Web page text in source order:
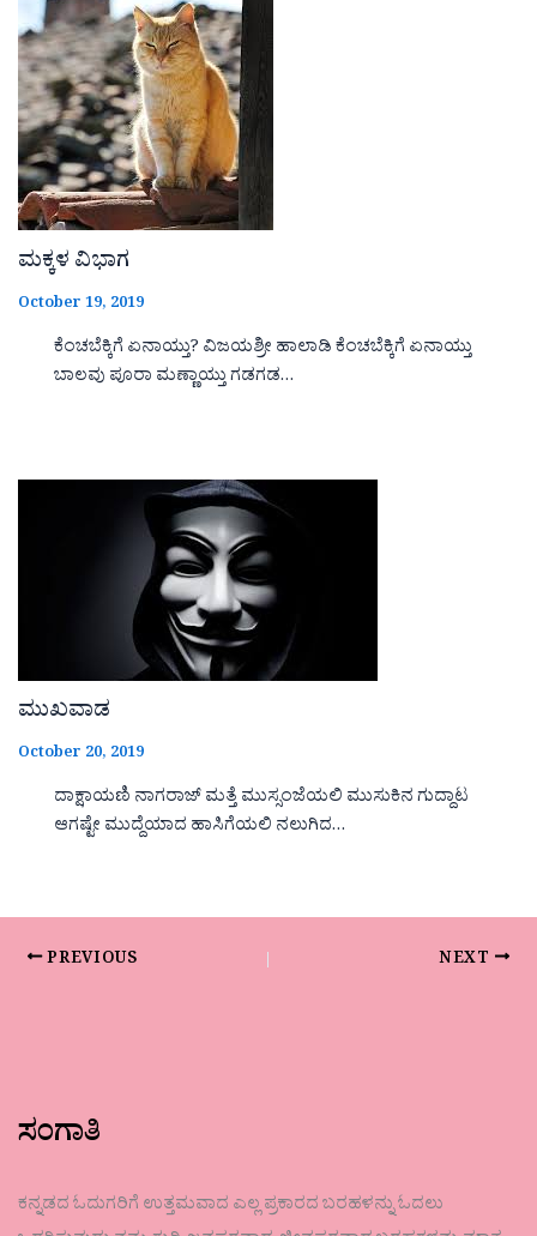
ಮಕ್ಕಳ ವಿಭಾಗ
October 19, 2019
ಕೆಂಚಬೆಕ್ಕಿಗೆ ಏನಾಯ್ತು? ವಿಜಯಶ್ರೀ ಹಾಲಾಡಿ ಕೆಂಚಬೆಕ್ಕಿಗೆ ಏನಾಯ್ತು
ಬಾಲವು ಪೂರಾ ಮಣ್ಣಾಯ್ತು ಗಡಗಡ…
ಮುಖವಾಡ
October 20, 2019
ದಾಕ್ಷಾಯಣಿ ನಾಗರಾಜ್ ಮತ್ತೆ ಮುಸ್ಸಂಜೆಯಲಿ ಮುಸುಕಿನ ಗುದ್ದಾಟ
ಆಗಷ್ಟೇ ಮುದ್ದೆಯಾದ ಹಾಸಿಗೆಯಲಿ ನಲುಗಿದ…
PREVIOUS NEXT
ಸಂಗಾತಿ
ಕನ್ನಡದ ಓದುಗರಿಗೆ ಉತ್ತಮವಾದ ಎಲ್ಲ ಪ್ರಕಾರದ ಬರಹಳನ್ನು ಓದಲು